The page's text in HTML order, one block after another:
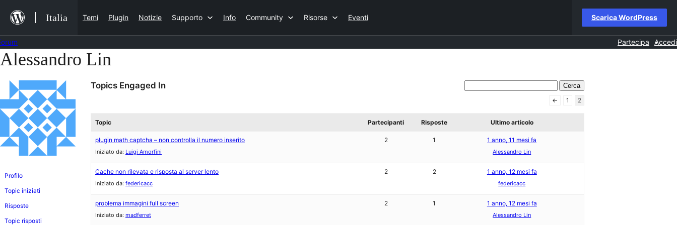
contenuto
Italia Temi Plugin Notizie Supporto Info Community Risorse Eventi Scarica WordPress
Partecipa Accedi
Vai
contenuto
Alessandro Lin
Profilo
Topic iniziati
Risposte
Topic risposti
Topics Engaged In
← 1 2
Topic Partecipanti Risposte Ultimo articolo
plugin math captcha – non controlla il numero inserito
Iniziato da: Luigi Amorfini
2 1 1 anno, 11 mesi fa
Alessandro Lin
Cache non rilevata e risposta al server lento
Iniziato da: federicacc
2 2 1 anno, 12 mesi fa
federicacc
problema immagini full screen
Iniziato da: madferret
2 1 1 anno, 12 mesi fa
Alessandro Lin